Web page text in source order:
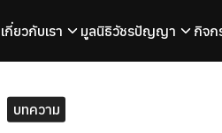
เกี่ยวกับเรา มูลนิธิวัชรปัญญา กิจก
บทความ